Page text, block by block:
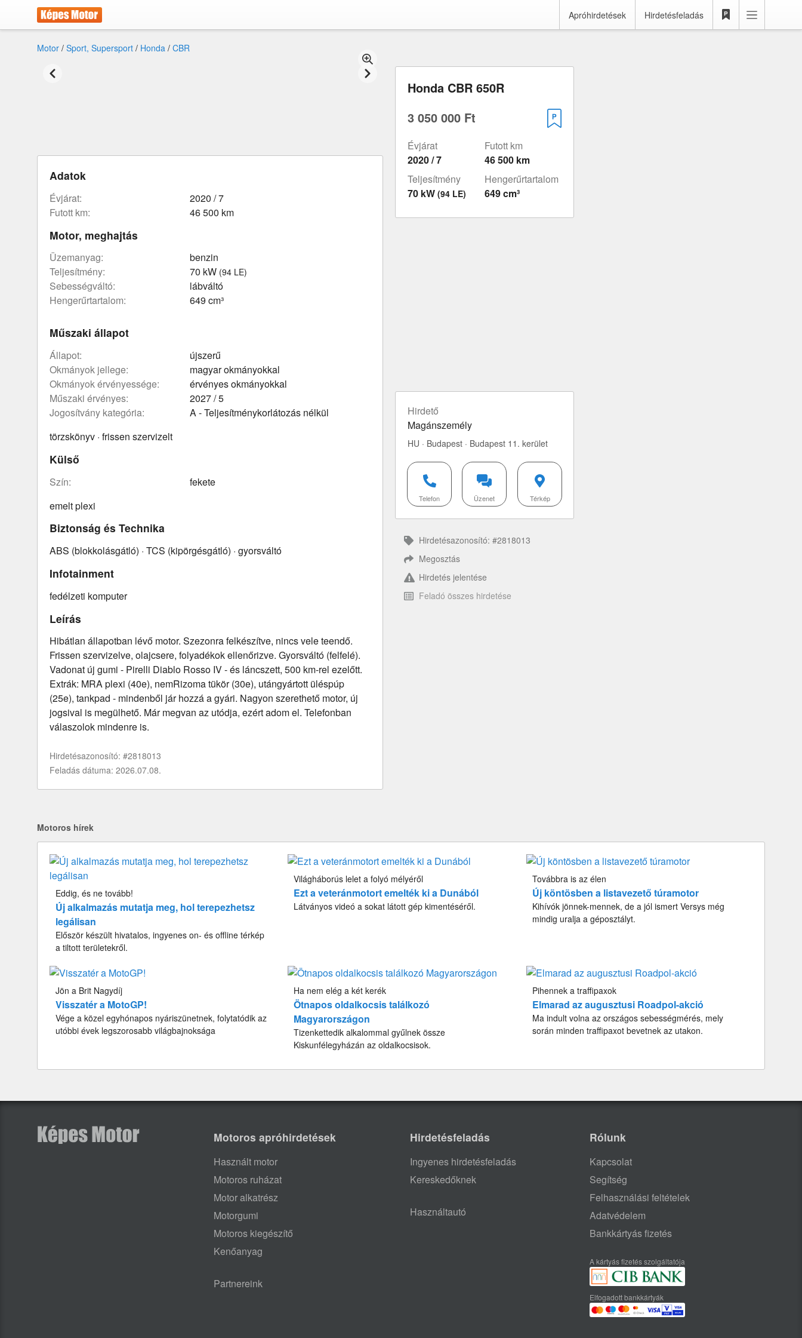
Apróhirdetések Hirdetésfeladás
Motor / Sport, Supersport / Honda / CBR
Honda CBR 650R
3 050 000 Ft
Évjárat
2020 / 7
Futott km
46 500 km
Teljesítmény
70 kW (94 LE)
Hengerűrtartalom
649 cm³
Hirdető
Magánszemély
HU · Budapest · Budapest 11. kerület
Telefon Üzenet Térkép
Hirdetésazonosító: #2818013
Megosztás
Hirdetés jelentése
Feladó összes hirdetése
Adatok
évjárat:
2020 / 7
futott km:
46 500 km
Motor, meghajtás
üzemanyag:
benzin
teljesítmény:
70 kW (94 LE)
sebességváltó:
lábváltó
hengerűrtartalom:
649 cm³
Műszaki állapot
állapot:
újszerű
okmányok jellege:
magyar okmányokkal
okmányok érvényessége:
érvényes okmányokkal
műszaki érvényes:
2027 / 5
Jogosítvány kategória:
A - Teljesítménykorlátozás nélkül
törzskönyv · frissen szervizelt
Külső
szín:
fekete
emelt plexi
Biztonság és Technika
ABS (blokkolásgátló) · TCS (kipörgésgátló) · gyorsváltó
Infotainment
fedélzeti komputer
Leírás
Hibátlan állapotban lévő motor. Szezonra felkészítve, nincs vele teendő.
Frissen szervizelve, olajcsere, folyadékok ellenőrizve. Gyorsváltó (felfelé).
Vadonat új gumi - Pirelli Diablo Rosso IV - és láncszett, 500 km-rel ezelőtt.
Extrák: MRA plexi (40e), nemRizoma tükör (30e), utángyártott üléspúp
(25e), tankpad - mindenből jár hozzá a gyári. Nagyon szerethető motor, új
jogsival is megülhető. Már megvan az utódja, ezért adom el. Telefonban
válaszolok mindenre is.
Hirdetésazonosító: #2818013
Feladás dátuma: 2026.07.08.
Motoros hírek
Eddig, és ne tovább!
Új alkalmazás mutatja meg, hol terepezhetsz
legálisan
Először készült hivatalos, ingyenes on- és offline térkép
a tiltott területekről.
Világháborús lelet a folyó mélyéről
Ezt a veteránmotort emelték ki a Dunából
Látványos videó a sokat látott gép kimentéséről.
Továbbra is az élen
Új köntösben a listavezető túramotor
Kihívók jönnek-mennek, de a jól ismert Versys még
mindig uralja a géposztályt.
Jön a Brit Nagydíj
Visszatér a MotoGP!
Vége a közel egyhónapos nyáriszünetnek, folytatódik az
utóbbi évek legszorosabb világbajnoksága
Ha nem elég a két kerék
Ötnapos oldalkocsis találkozó
Magyarországon
Tizenkettedik alkalommal gyűlnek össze
Kiskunfélegyházán az oldalkocsisok.
Pihennek a traffipaxok
Elmarad az augusztusi Roadpol-akció
Ma indult volna az országos sebességmérés, mely
során minden traffipaxot bevetnek az utakon.
Motoros apróhirdetések
Használt motor
Motoros ruházat
Motor alkatrész
Motorgumi
Motoros kiegészítő
Kenőanyag
Partnereink
Hirdetésfeladás
Ingyenes hirdetésfeladás
Kereskedőknek
Használtautó
Rólunk
Kapcsolat
Segítség
Felhasználási feltételek
Adatvédelem
Bankkártyás fizetés
A kártyás fizetés szolgáltatója
Elfogadott bankkártyák